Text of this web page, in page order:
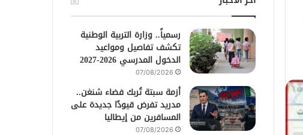
رسمياً.. وزارة التربية الوطنية
تكشف تفاصيل ومواعيد
الدخول المدرسي 2026-2027
07/08/2026
أزمة سبتة تُربك فضاء شنغن..
مدريد تفرض قيودًا جديدة على
المسافرين من إيطاليا
07/08/2026